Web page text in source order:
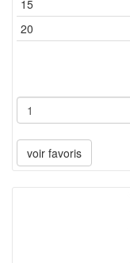
15
20
voir favoris